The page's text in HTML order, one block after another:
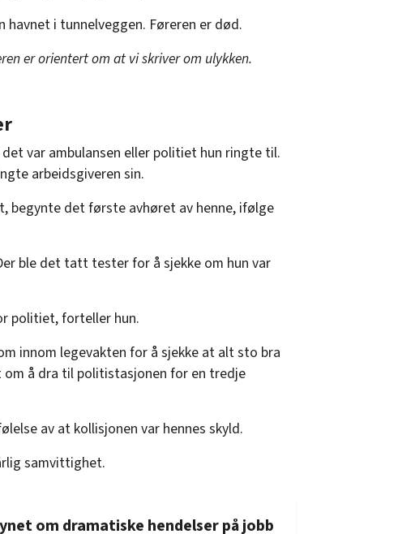
havnet i tunnelveggen. Føreren er død.
er orientert om at vi skriver om ulykken.
var ambulansen eller politiet hun ringte til.
arbeidsgiveren sin.
begynte det første avhøret av henne, ifølge
ble det tatt tester for å sjekke om hun var
politiet, forteller hun.
innom legevakten for å sjekke at alt sto bra
om å dra til politistasjonen for en tredje
av at kollisjonen var hennes skyld.
samvittighet.
om dramatiske hendelser på jobb